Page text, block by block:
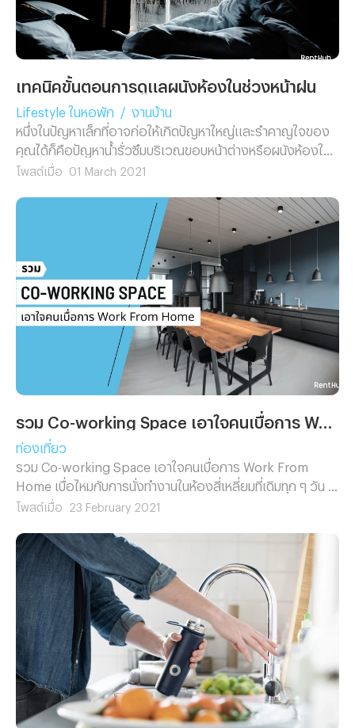
เทคนิคขั้นตอนการดูแลผนังห้องในช่วงหน้าฝน
Lifestyle ในหอพัก /
งานบ้าน
หนึ่งในปัญหาเล็กที่อาจก่อให้เกิดปัญหาใหญ่และรำคาญใจของ
คุณได้ก็คือปัญหาน้ำรั่วซึมบริเวณขอบหน้าต่างหรือผนังห้องใน
ช่วงหน้าฝน ยิ่งถ้าอยู่หอพัก ห้องมุมของตึก ในช่วงหน้าฝน ยิ่ง
โพสต์เมื่อ 01 March 2021
รวม Co-working Space เอาใจคนเบื่อการ Work From Home
ท่องเที่ยว
รวม Co-working Space เอาใจคนเบื่อการ Work From
Home เบื่อไหมกับการนั่งทำงานในห้องสี่เหลี่ยมที่เดิมทุก ๆ วัน ?
จริงอยู่ที่การทำงานที่บ้านมีข้อดีหลายอย่างแต่การต้องตื่นมา
Active ได้ง่าย วันนี้ RentHub อยากจะชวนเพื่อน ๆ นักเรียน
นักศึกษา และพวกเราชาวออฟฟิศที่กำลัง Work from Home
(WFH) ทั้งหลายออกไปหาแรงบันดาลใจใหม่ ๆ ในพื้นที่สงบ ๆ
กับ Co-working Space พื้นที่ที่จัดมาไว้สำหรับการทำงานโดย
เฉพาะ ซึ่งเราได้รวบรวมแหล่งที่เดินทางสะดวก ติดกับรถไฟฟ้า
ถ้าพร้อมแล้วออกเดินทางเพื่อทำให้การทำงานวันนี้แปลกไปจาก
เดิมกันค่ะ! Muchroom Coworking Space&nbsp; เปิด
ประเดิมด้วย Co-Working space ใกล้รถไฟฟ้า BTS
สะพานควาย ที่ดัดแปลงจากบ้านสไตล์วินเทจ มาเปลี่ยนเป็นพื้นที่
ทำงานที่คงบรรยากาศอบอุ่น เงียบสงบ บริเวณโดยรอบมีต้นไม้
โพสต์เมื่อ 23 February 2021